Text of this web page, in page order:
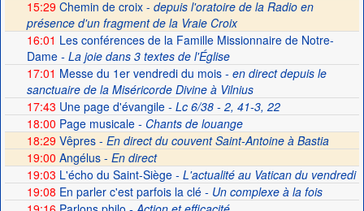
15:29 Chemin de croix - depuis l'oratoire de la Radio en
présence d'un fragment de la Vraie Croix
16:01 Les conférences de la Famille Missionnaire de Notre-
Dame- La joie dans 3 textes de l'Église
17:01 Messe du 1er vendredi du mois- en direct depuis le
sanctuaire de la Miséricorde Divine à Vilnius
17:43 Une page d'évangile- Lc 6/38 - 2, 41-3, 22
18:00 Page musicale- Chants de louange
18:29 Vêpres - En direct du couvent Saint-Antoine à Bastia
19:00 Angélus - En direct
19:03 L'écho du Saint-Siège- L'actualité au Vatican du vendredi
19:08 En parler c'est parfois la clé- Un complexe à la fois